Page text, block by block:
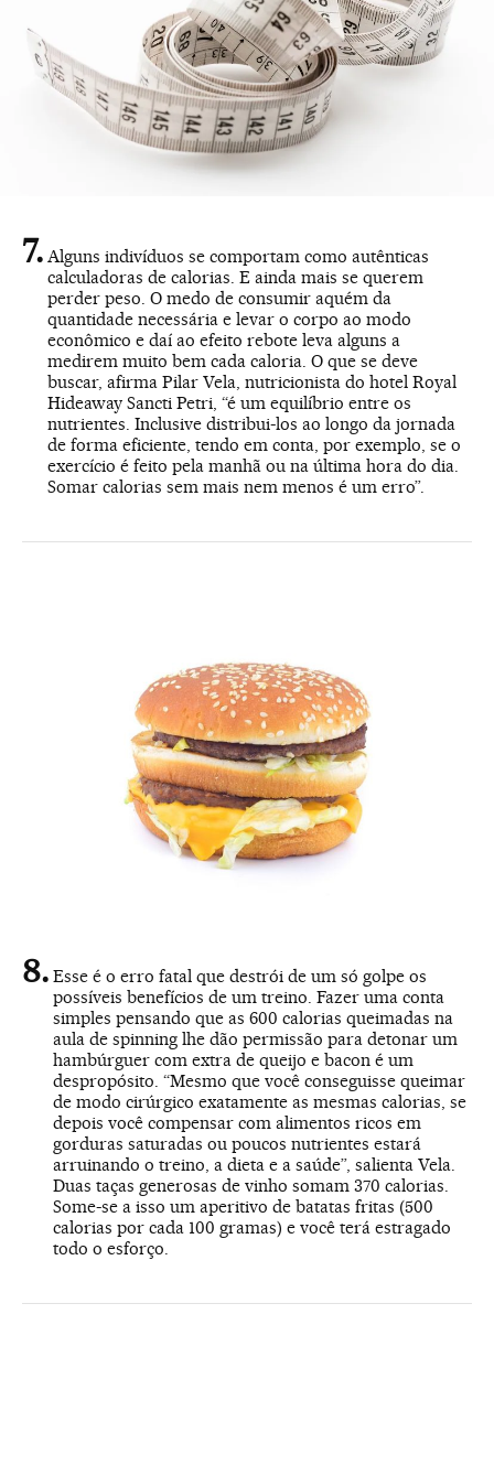
Alguns indivíduos se comportam como autênticas
calculadoras de calorias. E ainda mais se querem
perder peso. O medo de consumir aquém da
quantidade necessária e levar o corpo ao modo
econômico e daí ao efeito rebote leva alguns a
medirem muito bem cada caloria. O que se deve
buscar, afirma Pilar Vela, nutricionista do hotel Royal
Hideaway Sancti Petri, “é um equilíbrio entre os
nutrientes. Inclusive distribui-los ao longo da jornada
de forma eficiente, tendo em conta, por exemplo, se o
exercício é feito pela manhã ou na última hora do dia.
Somar calorias sem mais nem menos é um erro”.
Esse é o erro fatal que destrói de um só golpe os
possíveis benefícios de um treino. Fazer uma conta
simples pensando que as 600 calorias queimadas na
aula de spinning lhe dão permissão para detonar um
hambúrguer com extra de queijo e bacon é um
despropósito. “Mesmo que você conseguisse queimar
de modo cirúrgico exatamente as mesmas calorias, se
depois você compensar com alimentos ricos em
gorduras saturadas ou poucos nutrientes estará
arruinando o treino, a dieta e a saúde”, salienta Vela.
Duas taças generosas de vinho somam 370 calorias.
Some-se a isso um aperitivo de batatas fritas (500
calorias por cada 100 gramas) e você terá estragado
todo o esforço.